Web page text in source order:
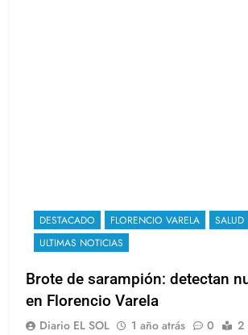
DESTACADO FLORENCIO VARELA
SALUD
ULTIMAS NOTICIAS
Brote de sarampión: detectan
en Florencio Varela
Diario EL SOL 1 año atrás 0 2